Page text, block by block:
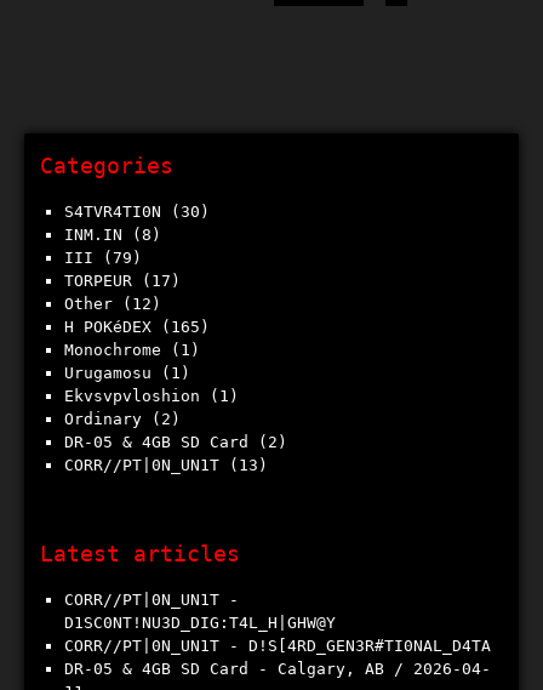
Categories
S4TVR4TI0N (30)
INM.IN (8)
III (79)
TORPEUR (17)
Other (12)
h POKéDEX (165)
Monochrome (1)
Urugamosu (1)
Ekvsvpvloshion (1)
Ordinary (2)
DR-05 & 4GB SD Card
(2)
CORR//PT|0N_UN1T (13)
Latest articles
CORR//PT|0N_UN1T -
D1SC0NT!NU3D_DIG:T4L_H|GHW@Y
CORR//PT|0N_UN1T - D!S[4RD_GEN3R#TI0NAL_D4TA
DR-05 & 4GB SD Card - Calgary, AB / 2026​-​04​-​